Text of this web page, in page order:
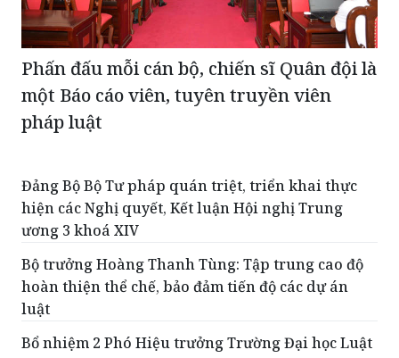
Phấn đấu mỗi cán bộ, chiến sĩ Quân đội là
một Báo cáo viên, tuyên truyền viên
pháp luật
Đảng Bộ Bộ Tư pháp quán triệt, triển khai thực
hiện các Nghị quyết, Kết luận Hội nghị Trung
ương 3 khoá XIV
Bộ trưởng Hoàng Thanh Tùng: Tập trung cao độ
hoàn thiện thể chế, bảo đảm tiến độ các dự án
luật
Bổ nhiệm 2 Phó Hiệu trưởng Trường Đại học Luật